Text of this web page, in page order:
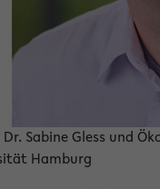
Sabine Gless und
Hamburg